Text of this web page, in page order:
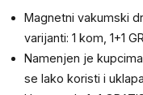
Magnetni vakumski
varijanti: 1 kom, 1+1
Namenjen je
se lako koristi i